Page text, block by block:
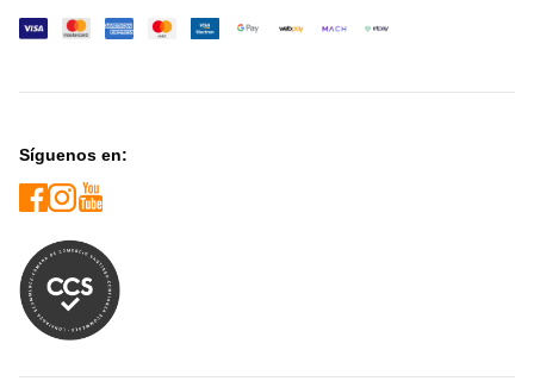
Síguenos en: